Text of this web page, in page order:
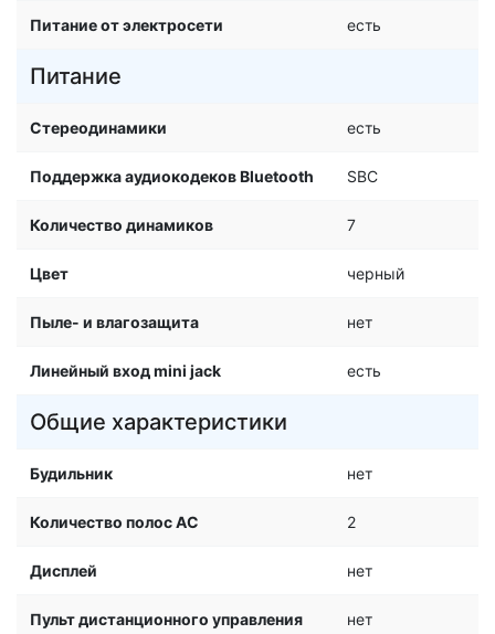
Питание от электросети есть
Питание
Стереодинамики есть
Поддержка аудиокодеков Bluetooth SBC
Количество динамиков 7
Цвет черный
Пыле- и влагозащита нет
Линейный вход mini jack есть
Общие характеристики
Будильник нет
Количество полос AC 2
Дисплей нет
Пульт дистанционного управления нет